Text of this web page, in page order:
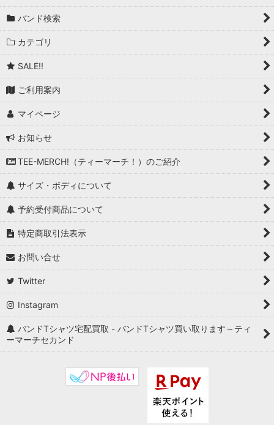
バンド検索
カテゴリ
SALE!!
ご利用案内
マイページ
お知らせ
TEE-MERCH!（ティーマーチ！）のご紹介
サイズ・ボディについて
予約受付商品について
特定商取引法表示
お問い合せ
Twitter
Instagram
バンドTシャツ宅配買取 - バンドTシャツ買い取ります～ティ
ーマーチセカンド